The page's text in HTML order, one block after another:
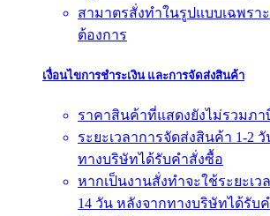
สามาตรสั่งทำในรูปแบบเฉพรา
ต้องการ
เงื่อนไขการชำระเงิน และการจัดส่งสินค้า
ราคาสินค้าที่แสดงยังไม่รวมภา
ระยะเวลาการจัดส่งสินค้า 1-2
ทางบริษัทได้รับคำสั่งซื้อ
หากเป็นงานสั่งทำจะใช้ระยะเว
14 วัน หลังจากทางบริษัทได้รับ